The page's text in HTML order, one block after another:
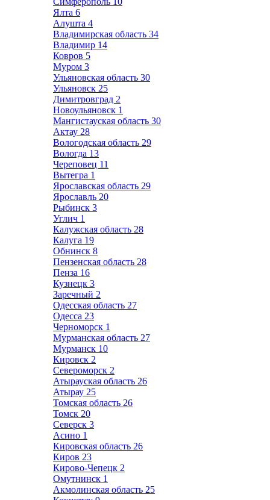
Ялта 6
Алушта 4
Владимирская область 34
Владимир 14
Ковров 5
Муром 3
Ульяновская область 30
Ульяновск 25
Димитровград 2
Новоульяновск 1
Мангистауская область 30
Актау 28
Вологодская область 29
Вологда 13
Череповец 11
Вытегра 1
Ярославская область 29
Ярославль 20
Рыбинск 3
Углич 1
Калужская область 28
Калуга 19
Обнинск 8
Пензенская область 28
Пенза 16
Кузнецк 3
Заречный 2
Одесская область 27
Одесса 23
Черноморск 1
Мурманская область 27
Мурманск 10
Кировск 2
Североморск 2
Атырауская область 26
Атырау 25
Томская область 26
Томск 20
Северск 3
Асино 1
Кировская область 26
Киров 23
Кирово-Чепецк 2
Омутнинск 1
Акмолинская область 25